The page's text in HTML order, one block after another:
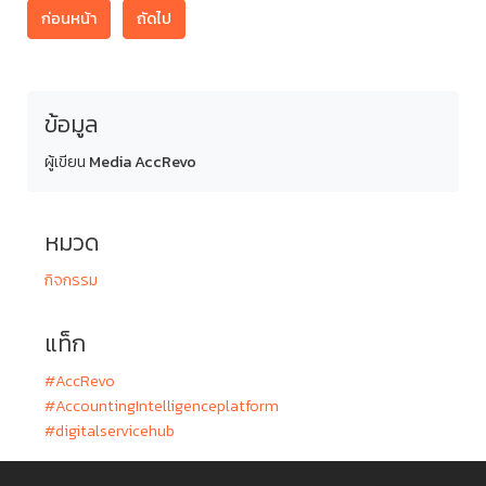
ก่อนหน้า ถัดไป
ข้อมูล
ผู้เขียน Media AccRevo
หมวด
กิจกรรม
แท็ก
#AccRevo
#AccountingIntelligenceplatform
#digitalservicehub